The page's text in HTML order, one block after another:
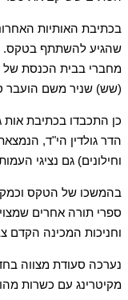
בכתיבת האותיות
שהגיע להשתתף בטקס.
מחברי בבית הכנסת של
(שש) שניר משם הועבר
כן התכבדו בכתיבת
הדר גולדין הי"ד,
וחילונים) גם נציגי
בהמשכו של הטקס
ספרי תורה אחרים
וחניכות המכינה הקדם
נערכה סעודת מצווה
מקיטרינג עם כשרות